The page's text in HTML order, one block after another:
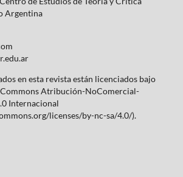
Argentina
en esta revista están licenciados bajo
Atribución-NoComercial-
Internacional
licenses/by-nc-sa/4.0/).